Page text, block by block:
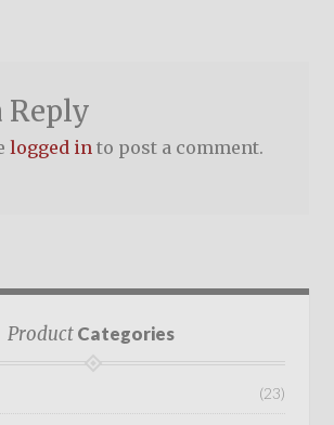
Reply
logged into post a comment.
ProductCategories
(23)